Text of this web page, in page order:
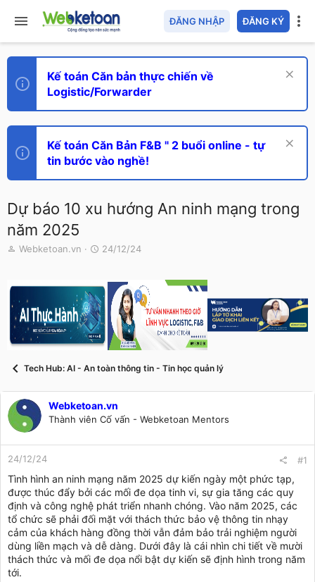
ĐĂNG NHẬP ĐĂNG KÝ
Kế toán Căn bản thực chiến về
Logistic/Forwarder
Kế toán Căn Bản F&B " 2 buổi online - tự
tin bước vào nghề!
Dự báo 10 xu hướng An ninh mạng trong
năm 2025
T
e
a
d
s
a
r
Webketoan.vn
N
y
g
ử
i
24/12/24
Tech Hub: AI - An toàn thông tin - Tin học quản lý
Webketoan.vn
Thành viên Cố vấn - Webketoan Mentors
24/12/24 #1
Tình hình an ninh mạng năm 2025 dự kiến ngày một phức tạp,
được thúc đẩy bởi các mối đe dọa tinh vi, sự gia tăng các quy
định và công nghệ phát triển nhanh chóng. Vào năm 2025, các
tổ chức sẽ phải đối mặt với thách thức bảo vệ thông tin nhạy
cảm của khách hàng đồng thời vẫn đảm bảo trải nghiệm người
dùng liền mạch và dễ dàng. Dưới đây là cái nhìn chi tiết về mười
thách thức và mối đe dọa nổi bật dự kiến sẽ định hình trong năm
tới.